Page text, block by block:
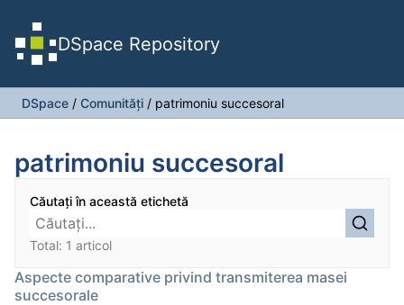
DSpace Repository
DSpace / Comunități / patrimoniu succesoral
patrimoniu succesoral
Căutați în această etichetă
Total: 1 articol
Aspecte comparative privind transmiterea masei
succesorale